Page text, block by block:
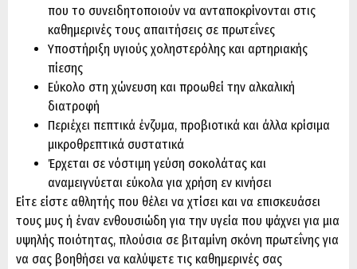
που το συνειδητοποιούν να ανταποκρίνονται στις
καθημερινές τους απαιτήσεις σε πρωτεΐνες
Υποστήριξη υγιούς χοληστερόλης και αρτηριακής
πίεσης
Εύκολο στη χώνευση και προωθεί την αλκαλική
διατροφή
Περιέχει πεπτικά ένζυμα, προβιοτικά και άλλα κρίσιμα
μικροθρεπτικά συστατικά
Έρχεται σε νόστιμη γεύση σοκολάτας και
αναμειγνύεται εύκολα για χρήση εν κινήσει
Είτε είστε αθλητής που θέλει να χτίσει και να επισκευάσει
τους μυς ή έναν ενθουσιώδη για την υγεία που ψάχνει για μια
υψηλής ποιότητας, πλούσια σε βιταμίνη σκόνη πρωτεΐνης για
να σας βοηθήσει να καλύψετε τις καθημερινές σας